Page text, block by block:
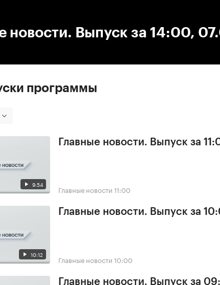
новости. Выпуск за 14:00,
программы
9:54
Главные новости. Выпуск за
Главные новости 11:00
10:12
Главные новости. Выпуск за
Главные новости 10:00
Главные новости. Выпуск за